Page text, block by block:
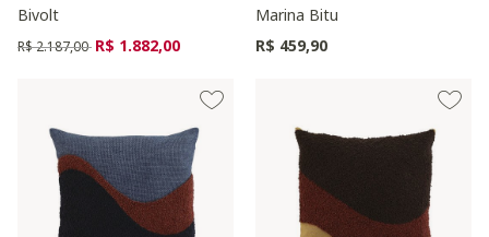
Bivolt
Preço reduzido de
R$ 2.187,00 para
R$ 1.882,00
Marina Bitu
R$ 459,90